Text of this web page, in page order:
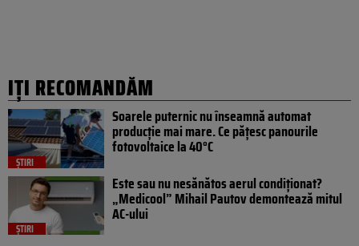
IȚI RECOMANDĂM
ȘTIRI
Soarele puternic nu înseamnă automat
producție mai mare. Ce pățesc panourile
fotovoltaice la 40°C
ȘTIRI
Este sau nu nesănătos aerul condiționat?
„Medicool” Mihail Pautov demontează mitul
AC-ului